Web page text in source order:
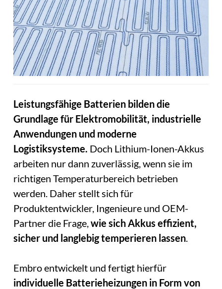
Leistungsfähige Batterien bilden die
Grundlage für Elektromobilität, industrielle
Anwendungen und moderne
Logistiksysteme. Doch Lithium-Ionen-Akkus
arbeiten nur dann zuverlässig, wenn sie im
richtigen Temperaturbereich betrieben
werden. Daher stellt sich für
Produktentwickler, Ingenieure und OEM-
Partner die Frage, wie sich Akkus effizient,
sicher und langlebig temperieren lassen.
Embro entwickelt und fertigt hierfür
individuelle Batterieheizungen in Form von